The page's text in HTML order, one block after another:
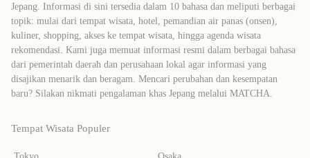
Jepang. Informasi di sini tersedia dalam 10 bahasa dan meliputi berbagai
topik: mulai dari tempat wisata, hotel, pemandian air panas (onsen),
kuliner, shopping, akses ke tempat wisata, hingga agenda wisata
rekomendasi. Kami juga memuat informasi resmi dalam berbagai bahasa
dari pemerintah daerah dan perusahaan lokal agar informasi yang
disajikan menarik dan beragam. Mencari perubahan dan kesempatan
baru? Silakan nikmati pengalaman khas Jepang melalui MATCHA.
Tempat Wisata Populer